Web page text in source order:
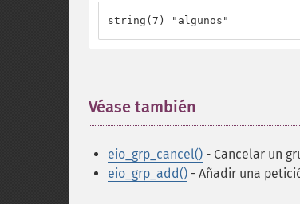
string(7) "algunos"
Véase también
eio_grp_cancel() - Cancelar un
eio_grp_add() - Añadir una